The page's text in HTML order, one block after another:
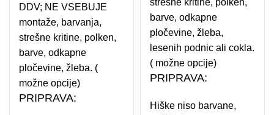
DDV; NE VSEBUJE
montaže, barvanja,
strešne kritine, polken,
barve, odkapne
pločevine, žleba. (
možne opcije)
PRIPRAVA:
strešne kritine, polken,
barve, odkapne
pločevine, žleba,
lesenih podnic ali cokla.
( možne opcije)
PRIPRAVA:
Hiške niso barvane,